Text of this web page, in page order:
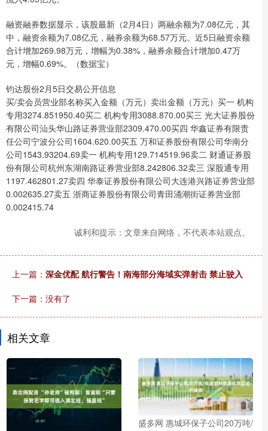
融资融券数据显示，该股最新（2月4日）两融余额为7.08亿元，其
中，融资余额为7.08亿元，融券余额为68.57万元。近5日融资余额
合计增加269.98万元，增幅为0.38%，融券余额合计增加0.47万
元，增幅0.69%。（数据宝）
钧达股份2月5日交易公开信息
买/卖会员营业部名称买入金额（万元）卖出金额（万元）买一 机构
专用3274.851950.40买二 机构专用3088.870.00买三 光大证券股份
有限公司汕头华山路证券营业部2309.470.00买四 华鑫证券有限责
任公司宁波分公司1604.620.00买五 万和证券股份有限公司华南分
公司1543.93204.69卖一 机构专用129.714519.96卖二 财通证券股
份有限公司杭州东湖南路证券营业部8.242806.32卖三 深股通专用
1197.462801.27卖四 华泰证券股份有限公司大连港兴路证券营业部
0.002635.27卖五 浙商证券股份有限公司青田涌潮街证券营业部
0.002415.74
诚利和提示：文章来自网络，不代表本站观点。
上一篇： 深金优配 航行警告！南海部分海域实弹射击 禁止驶入
下一篇：没有了
相关文章
盛多网 惠城环保子公司20万吨/